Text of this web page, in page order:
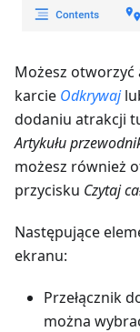
Możesz otworzyć
karcie Odkrywaj
dodaniu atrakcji
Artykułu
możesz również
przycisku Czytaj
Następujące
ekranu:
Przełącznik
można